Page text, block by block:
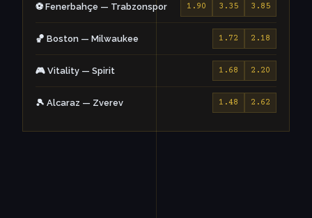
⚽ Fenerbahçe — Trabzonspor 1.90 3.35 3.85
🏀 Boston — Milwaukee 1.72 2.18
🎮 Vitality — Spirit 1.68 2.20
🎾 Alcaraz — Zverev 1.48 2.62